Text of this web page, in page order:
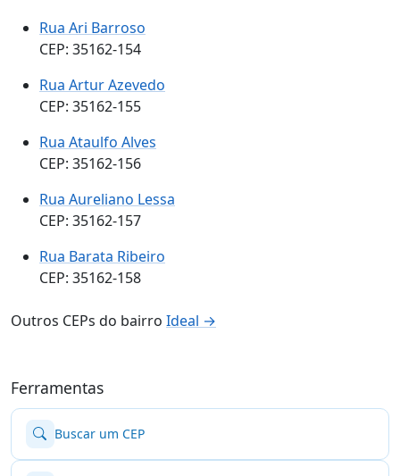
Rua Ari Barroso
CEP: 35162-154
Rua Artur Azevedo
CEP: 35162-155
Rua Ataulfo Alves
CEP: 35162-156
Rua Aureliano Lessa
CEP: 35162-157
Rua Barata Ribeiro
CEP: 35162-158
Outros CEPs do bairro Ideal →
Ferramentas
Buscar um CEP